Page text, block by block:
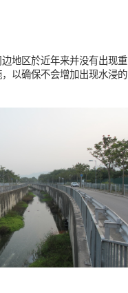
地区於近年来并没有出现重
以确保不会增加出现水浸的